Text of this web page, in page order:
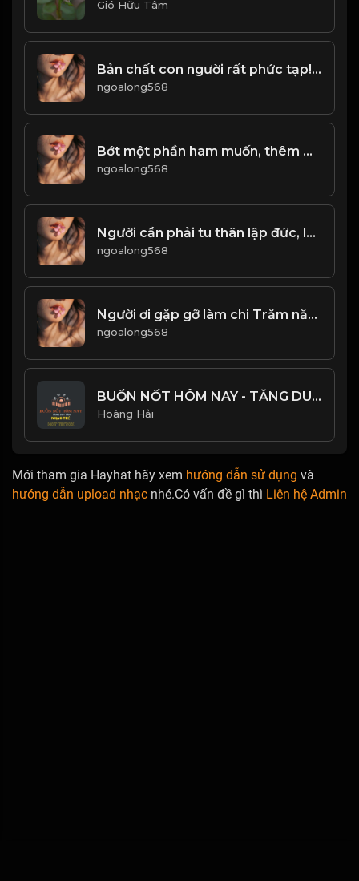
Gió Hữu Tâm
Bản chất con người rất phức tạp! & Đạo
ngoalong568
Bớt một phần ham muốn, thêm một phần ung dung! Đạo
ngoalong568
Người cần phải tu thân lập đức, lấy đức lập thân. Đạo
ngoalong568
Người ơi gặp gỡ làm chi Trăm năm biết có duyên gì hay không! & Đạo
ngoalong568
BUỒN NỐT HÔM NAY - TĂNG DUY TÂN - NHẠC TRẺ HOT TIKTOK 2022
Hoàng Hải
Mới tham gia Hayhat hãy xem hướng dẫn sử dụng và
hướng dẫn upload nhạc nhé.Có vấn đề gì thì Liên hệ Admin